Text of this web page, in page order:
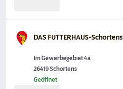
DAS FUTTERHAUS-Schortens
Im Gewerbegebiet 4a
26419 Schortens
Geöffnet